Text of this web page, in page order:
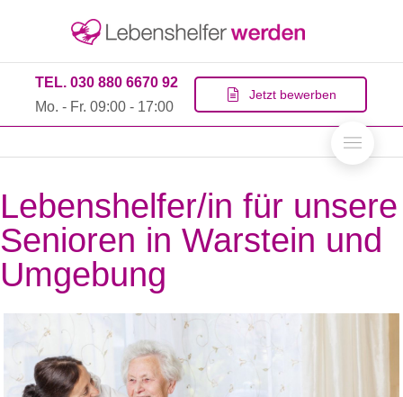
TEL. 030 880 6670 92
Mo. - Fr. 09:00 - 17:00
Jetzt bewerben
Lebenshelfer/in für unsere
Senioren in Warstein und
Umgebung